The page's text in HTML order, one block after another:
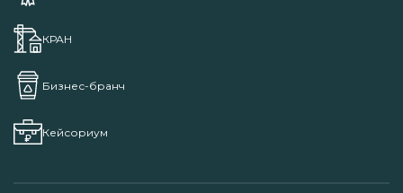
КРАН
Бизнес-бранч
Кейсориум